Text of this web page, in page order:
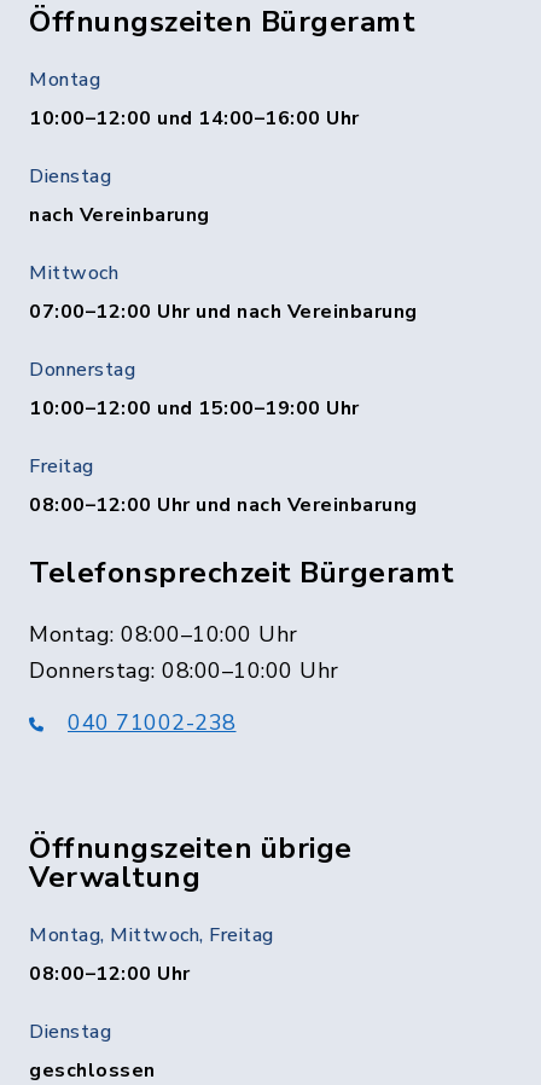
Öffnungszeiten Bürgeramt
Montag
10:00–12:00 und 14:00–16:00 Uhr
Dienstag
nach Vereinbarung
Mittwoch
07:00–12:00 Uhr und nach Vereinbarung
Donnerstag
10:00–12:00 und 15:00–19:00 Uhr
Freitag
08:00–12:00 Uhr und nach Vereinbarung
Telefonsprechzeit Bürgeramt
Montag: 08:00–10:00 Uhr
Donnerstag: 08:00–10:00 Uhr
040 71002-238
Öffnungszeiten übrige
Verwaltung
Montag, Mittwoch, Freitag
08:00–12:00 Uhr
Dienstag
geschlossen